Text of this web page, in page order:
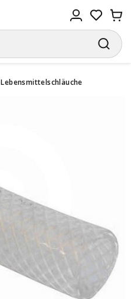
Lebensmittelschläuche